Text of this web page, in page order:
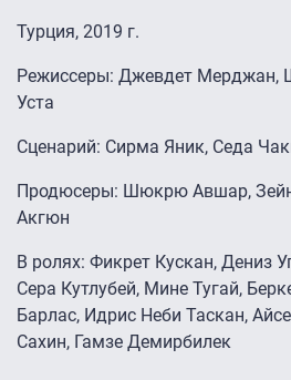
Турция, 2019 г.
Режиссеры: Джевдет Мерджан,
Уста
Сценарий: Сирма Яник, Седа
Продюсеры: Шюкрю Авшар,
Акгюн
В ролях: Фикрет Кускан, Дениз
Сера Кутлубей, Мине Тугай,
Барлас, Идрис Неби Таскан,
Сахин, Гамзе Демирбилек